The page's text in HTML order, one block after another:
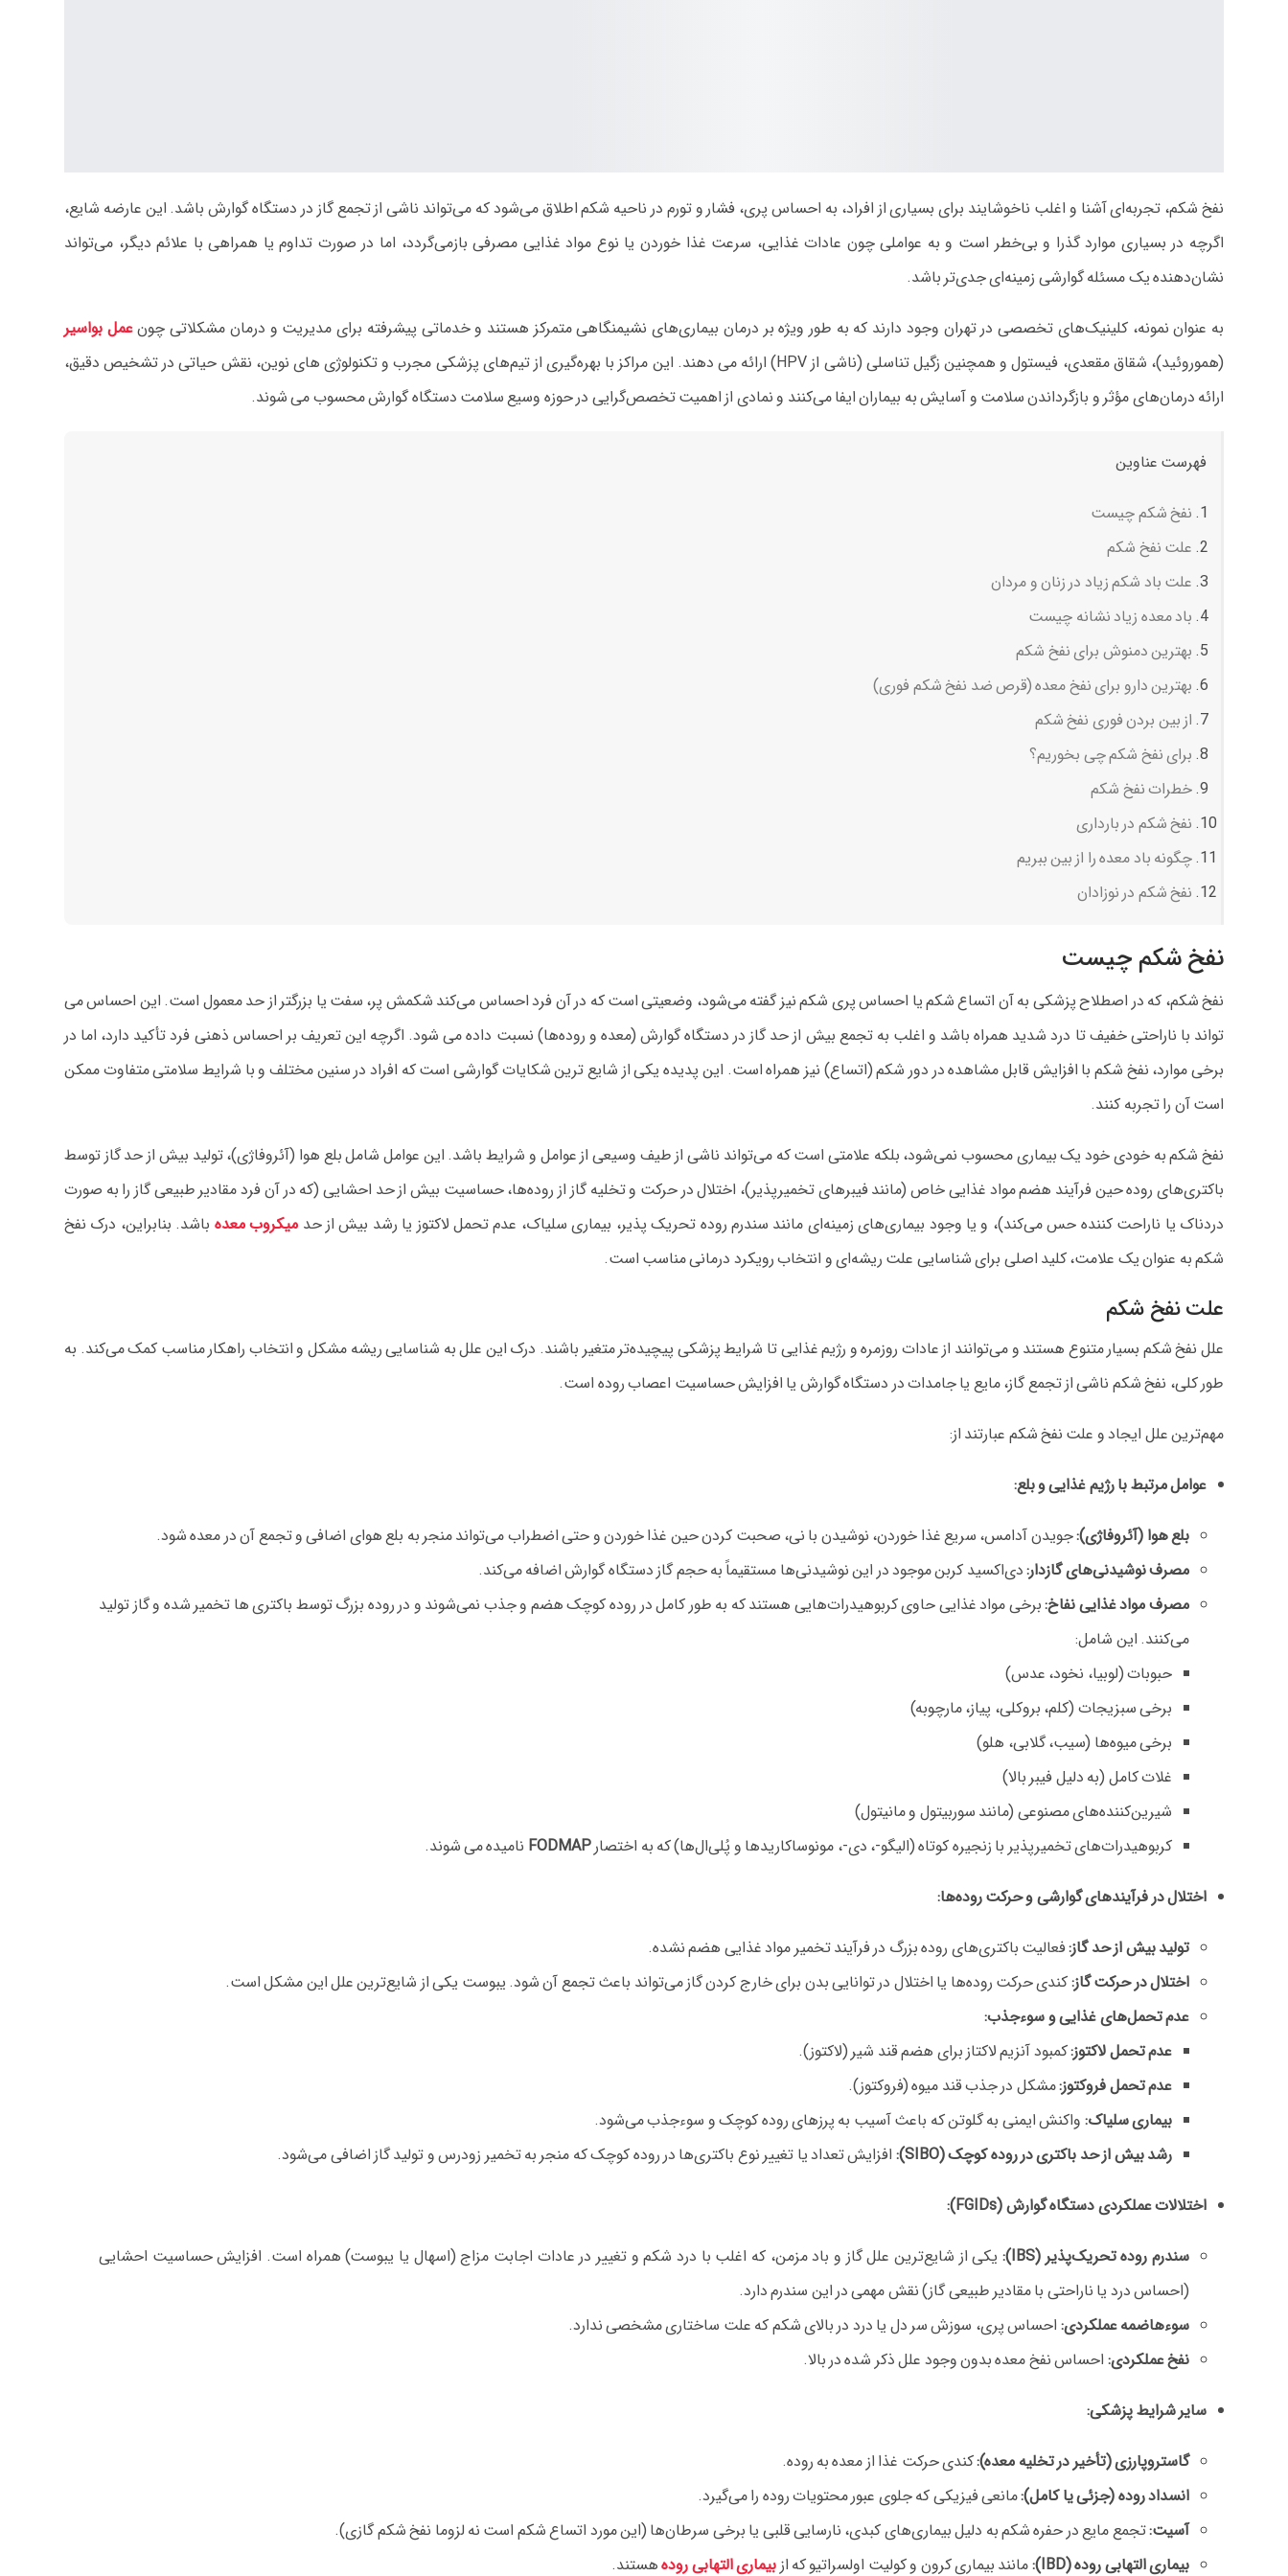
نفخ شکم، تجربه‌ای آشنا و اغلب ناخوشایند برای بسیاری از افراد، به احساس پری، فشار و تورم در ناحیه شکم اطلاق می‌شود که می‌تواند ناشی از تجمع گاز در دستگاه گوارش باشد. این عارضه شایع،
اگرچه در بسیاری موارد گذرا و بی‌خطر است و به عواملی چون عادات غذایی، سرعت غذا خوردن یا نوع مواد غذایی مصرفی بازمی‌گردد، اما در صورت تداوم یا همراهی با علائم دیگر، می‌تواند
نشان‌دهنده یک مسئله گوارشی زمینه‌ای جدی‌تر باشد.
به عنوان نمونه، کلینیک‌های تخصصی در تهران وجود دارند که به طور ویژه بر درمان بیماری‌های نشیمنگاهی متمرکز هستند و خدماتی پیشرفته برای مدیریت و درمان مشکلاتی چونعمل بواسیر
(هموروئید)، شقاق مقعدی، فیستول و همچنین زگیل تناسلی (ناشی از HPV) ارائه می‌ دهند. این مراکز با بهره‌گیری از تیم‌های پزشکی مجرب و تکنولوژی‌ های نوین، نقش حیاتی در تشخیص دقیق،
ارائه درمان‌های مؤثر و بازگرداندن سلامت و آسایش به بیماران ایفا می‌کنند و نمادی از اهمیت تخصص‌گرایی در حوزه وسیع سلامت دستگاه گوارش محسوب می‌ شوند.
فهرست عناوین
نفخ شکم چیست
علت نفخ شکم
علت باد شکم زیاد در زنان و مردان
باد معده زیاد نشانه چیست
بهترین دمنوش برای نفخ شکم
بهترین دارو برای نفخ معده (قرص ضد نفخ شکم فوری)
از بین بردن فوری نفخ شکم
برای نفخ شکم چی بخوریم؟
خطرات نفخ شکم
نفخ شکم در بارداری
چگونه باد معده را از بین ببریم
نفخ شکم در نوزادان
نفخ شکم چیست
نفخ شکم، که در اصطلاح پزشکی به آن اتساع شکم یا احساس پری شکم نیز گفته می‌شود، وضعیتی است که در آن فرد احساس می‌کند شکمش پر، سفت یا بزرگتر از حد معمول است. این احساس می‌
تواند با ناراحتی خفیف تا درد شدید همراه باشد و اغلب به تجمع بیش از حد گاز در دستگاه گوارش (معده و روده‌ها) نسبت داده می‌ شود. اگرچه این تعریف بر احساس ذهنی فرد تأکید دارد، اما در
برخی موارد، نفخ شکم با افزایش قابل مشاهده در دور شکم (اتساع) نیز همراه است. این پدیده یکی از شایع‌ ترین شکایات گوارشی است که افراد در سنین مختلف و با شرایط سلامتی متفاوت ممکن
است آن را تجربه کنند.
نفخ شکم به خودی خود یک بیماری محسوب نمی‌شود، بلکه علامتی است که می‌تواند ناشی از طیف وسیعی از عوامل و شرایط باشد. این عوامل شامل بلع هوا (آئروفاژی)، تولید بیش از حد گاز توسط
باکتری‌های روده حین فرآیند هضم مواد غذایی خاص (مانند فیبرهای تخمیرپذیر)، اختلال در حرکت و تخلیه گاز از روده‌ها، حساسیت بیش از حد احشایی (که در آن فرد مقادیر طبیعی گاز را به صورت
دردناک یا ناراحت‌ کننده حس می‌کند)، و یا وجود بیماری‌های زمینه‌ای مانند سندرم روده تحریک‌ پذیر، بیماری سلیاک، عدم تحمل لاکتوز یا رشد بیش از حد میکروب معده باشد. بنابراین، درک نفخ
شکم به عنوان یک علامت، کلید اصلی برای شناسایی علت ریشه‌ای و انتخاب رویکرد درمانی مناسب است.
علت نفخ شکم
علل نفخ شکم بسیار متنوع هستند و می‌توانند از عادات روزمره و رژیم غذایی تا شرایط پزشکی پیچیده‌تر متغیر باشند. درک این علل به شناسایی ریشه مشکل و انتخاب راهکار مناسب کمک می‌کند. به
طور کلی، نفخ شکم ناشی از تجمع گاز، مایع یا جامدات در دستگاه گوارش یا افزایش حساسیت اعصاب روده است.
مهم‌ترین علل ایجاد و علت نفخ شکم عبارتند از:
عوامل مرتبط با رژیم غذایی و بلع:
بلع هوا (آئروفاژی):جویدن آدامس، سریع غذا خوردن، نوشیدن با نی، صحبت کردن حین غذا خوردن و حتی اضطراب می‌تواند منجر به بلع هوای اضافی و تجمع آن در معده شود.
مصرف نوشیدنی‌های گازدار:دی‌اکسید کربن موجود در این نوشیدنی‌ها مستقیماً به حجم گاز دستگاه گوارش اضافه می‌کند.
مصرف مواد غذایی نفاخ:برخی مواد غذایی حاوی کربوهیدرات‌هایی هستند که به طور کامل در روده کوچک هضم و جذب نمی‌شوند و در روده بزرگ توسط باکتری‌ ها تخمیر شده و گاز تولید
می‌کنند. این شامل:
حبوبات (لوبیا، نخود، عدس)
برخی سبزیجات (کلم، بروکلی، پیاز، مارچوبه)
برخی میوه‌ها (سیب، گلابی، هلو)
غلات کامل (به دلیل فیبر بالا)
شیرین‌کننده‌های مصنوعی (مانند سوربیتول و مانیتول)
کربوهیدرات‌های تخمیرپذیر با زنجیره کوتاه (الیگو-، دی-، مونوساکاریدها و پُلی‌ال‌ها) که به اختصارFODMAP نامیده می‌ شوند.
اختلال در فرآیندهای گوارشی و حرکت روده‌ها:
تولید بیش از حد گاز:فعالیت باکتری‌های روده بزرگ در فرآیند تخمیر مواد غذایی هضم نشده.
اختلال در حرکت گاز:کندی حرکت روده‌ها یا اختلال در توانایی بدن برای خارج کردن گاز می‌تواند باعث تجمع آن شود. یبوست یکی از شایع‌ترین علل این مشکل است.
عدم تحمل‌های غذایی و سوءجذب:
عدم تحمل لاکتوز:کمبود آنزیم لاکتاز برای هضم قند شیر (لاکتوز).
عدم تحمل فروکتوز:مشکل در جذب قند میوه (فروکتوز).
بیماری سلیاک: واکنش ایمنی به گلوتن که باعث آسیب به پرزهای روده کوچک و سوءجذب می‌شود.
رشد بیش از حد باکتری در روده کوچک (SIBO):
افزایش تعداد یا تغییر نوع باکتری‌ها در روده کوچک که منجر به تخمیر زودرس و تولید گاز اضافی می‌شود.
اختلالات عملکردی دستگاه گوارش (FGIDs):
سندرم روده تحریک‌پذیر (IBS):
یکی از شایع‌ترین علل گاز و باد مزمن، که اغلب با درد شکم و تغییر در عادات اجابت مزاج (اسهال یا یبوست) همراه است. افزایش حساسیت احشایی
(احساس درد یا ناراحتی با مقادیر طبیعی گاز) نقش مهمی در این سندرم دارد.
سوءهاضمه عملکردی: احساس پری، سوزش سر دل یا درد در بالای شکم که علت ساختاری مشخصی ندارد.
نفخ عملکردی: احساس نفخ معده بدون وجود علل ذکر شده در بالا.
سایر شرایط پزشکی:
گاستروپارزی (تأخیر در تخلیه معده):کندی حرکت غذا از معده به روده.
انسداد روده (جزئی یا کامل):مانعی فیزیکی که جلوی عبور محتویات روده را می‌گیرد.
آسیت:تجمع مایع در حفره شکم به دلیل بیماری‌های کبدی، نارسایی قلبی یا برخی سرطان‌ها (این مورد اتساع شکم است نه لزوما نفخ شکم گازی).
بیماری‌ التهابی روده (IBD):
مانند بیماری کرون و کولیت اولسراتیو که ازبیماری التهابی رودههستند.